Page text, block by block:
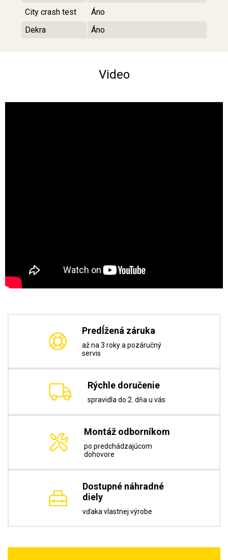
City crash test
Áno
Dekra
Áno
Video
Predĺžená záruka
až na 3 roky a pozáručný
servis
Rýchle doručenie
spravidla do 2. dňa u vás
Montáž odborníkom
po predchádzajúcom
dohovore
Dostupné náhradné
diely
vďaka vlastnej výrobe